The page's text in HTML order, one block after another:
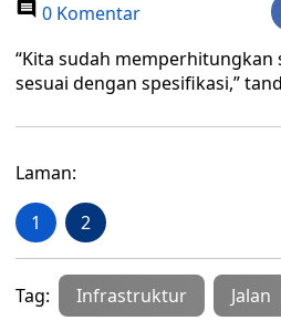
0 Komentar
“Kita sudah memperhitungkan
sesuai dengan spesifikasi,”
Laman:
1 2
Tag: Infrastruktur Jalan